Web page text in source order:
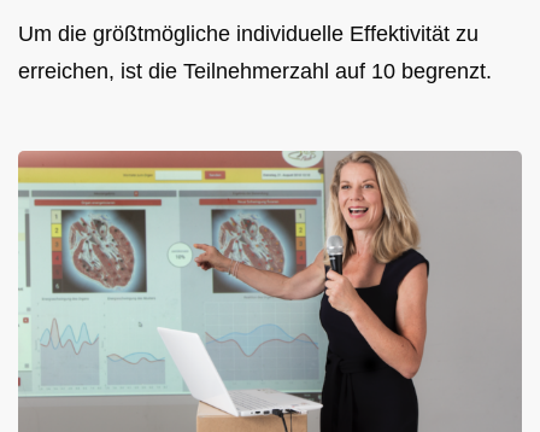
Um die größtmögliche individuelle Effektivität zu
erreichen, ist die Teilnehmerzahl auf 10 begrenzt.